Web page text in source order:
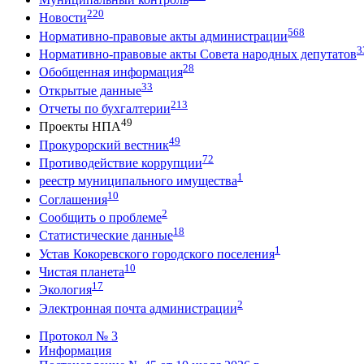
Новости220
Нормативно-правовые акты администрации568
Нормативно-правовые акты Совета народных депутатов
Обобщенная информация28
Открытые данные33
Отчеты по бухгалтерии213
Проекты НПА49
Прокурорский вестник49
Противодействие коррупции72
реестр муниципального имущества1
Соглашения10
Сообщить о проблеме2
Статистические данные18
Устав Кокоревского городского поселения1
Чистая планета10
Экология17
Электронная почта администрации2
Протокол № 3
Информация